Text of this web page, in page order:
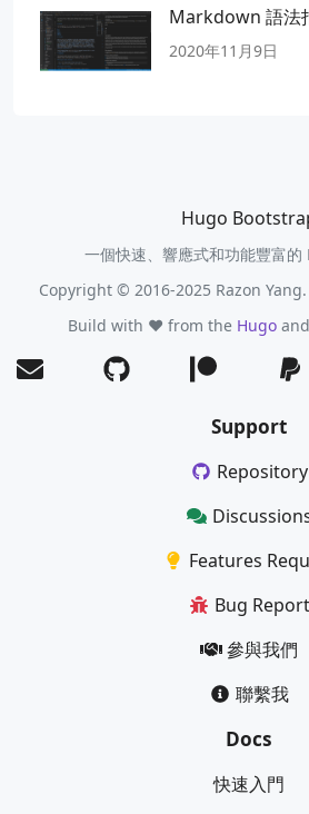
Markdown 語法
2020年11月9日
Hugo
一個快速、響應式和功能豐富的
Copyright © 2016-2025 Razon
Build with ❤️ from the Hugo
Support
Repository
Features
Bug Report
參與我們
聯繫我
Docs
快速入門